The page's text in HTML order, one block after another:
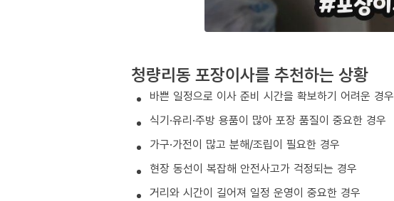
청량리동 포장이사를 추천하는 상황
바쁜 일정으로 이사 준비 시간을 확보하기 어려운 경우
식기·유리·주방 용품이 많아 포장 품질이 중요한 경우
가구·가전이 많고 분해/조립이 필요한 경우
현장 동선이 복잡해 안전사고가 걱정되는 경우
거리와 시간이 길어져 일정 운영이 중요한 경우